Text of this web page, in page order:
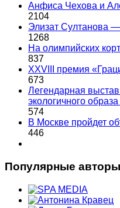
Анфиса Чехова и
2104
Элизат Султанова
1268
На олимпийских
837
XXVIII премия
673
Легендарная
экологичного
574
В Москве пройдет
446
Популярные авторы